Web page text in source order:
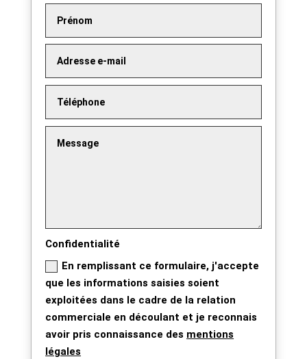
Confidentialité
En remplissant ce formulaire, j'accepte
que les informations saisies soient
exploitées dans le cadre de la relation
commerciale en découlant et je reconnais
avoir pris connaissance des mentions
légales